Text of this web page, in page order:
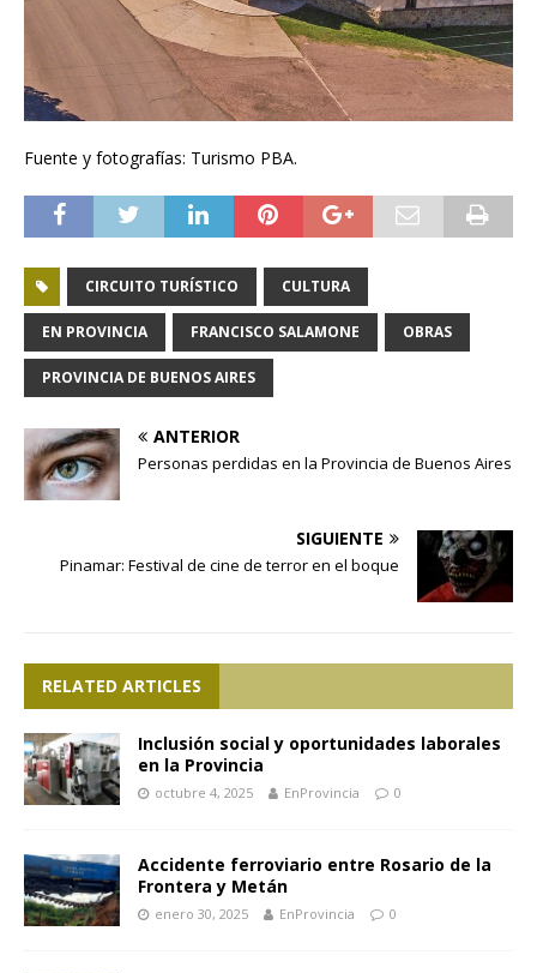
Fuente y fotografías: Turismo PBA.
CIRCUITO TURÍSTICO CULTURA
EN PROVINCIA FRANCISCO SALAMONE OBRAS
PROVINCIA DE BUENOS AIRES
ANTERIOR
Personas perdidas en la Provincia de Buenos Aires
SIGUIENTE
Pinamar: Festival de cine de terror en el boque
RELATED ARTICLES
Inclusión social y oportunidades laborales
en la Provincia
octubre 4, 2025 EnProvincia 0
Accidente ferroviario entre Rosario de la
Frontera y Metán
enero 30, 2025 EnProvincia 0